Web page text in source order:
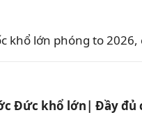
khổ lớn phóng to
Đức khổ lớn| Đầy đủ